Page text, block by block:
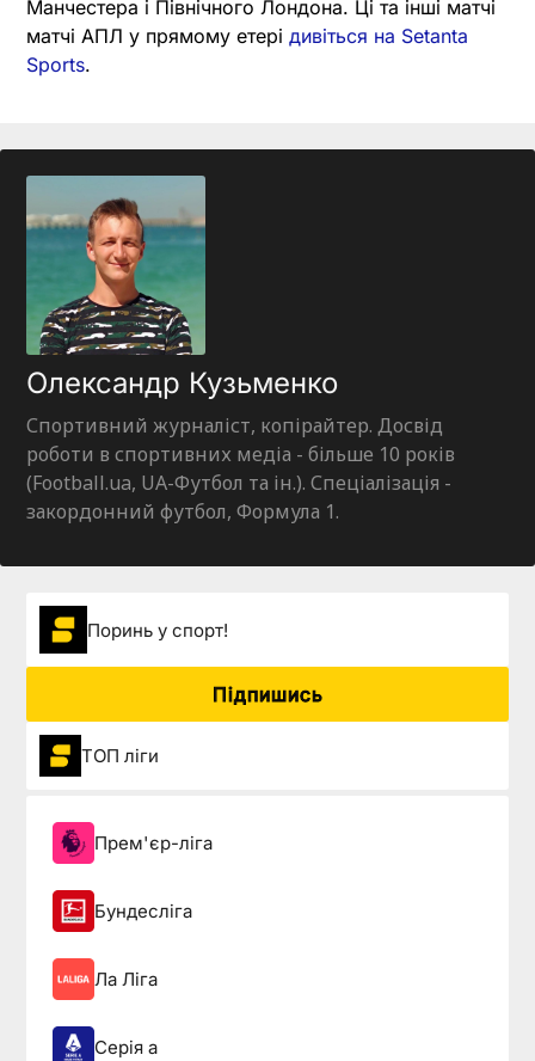
Манчестера і Північного Лондона. Ці та інші матчі
матчі АПЛ у прямому етері дивіться на Setanta
Sports.
Олександр Кузьменко
Спортивний журналіст, копірайтер. Досвід
роботи в спортивних медіа - більше 10 років
(Football.ua, UA-Футбол та ін.). Спеціалізація -
закордонний футбол, Формула 1.
Поринь у спорт!
Підпишись
ТОП ліги
Прем'єр-ліга
Бундесліга
Ла Ліга
Серія а